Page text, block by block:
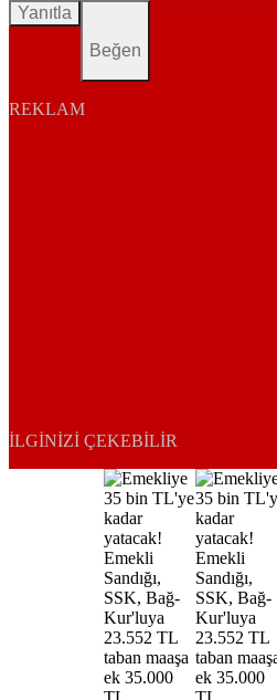
Yanıtla
Beğen
REKLAM
İLGINIZI ÇEKEBILIR